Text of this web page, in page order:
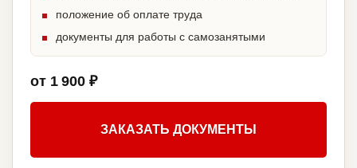
положение об оплате труда
документы для работы с самозанятыми
от 1 900 ₽
ЗАКАЗАТЬ ДОКУМЕНТЫ